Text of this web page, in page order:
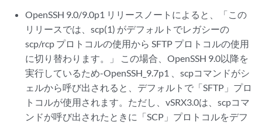
OpenSSH 9.0/9.0p1 リリースノートによると、「この
リリースでは、scp(1) がデフォルトでレガシーの
scp/rcp プロトコルの使用から SFTP プロトコルの使用
に切り替わります。」 この場合、OpenSSH 9.0以降を
実行しているため-OpenSSH_9.7p1 、scpコマンドがシ
ェルから呼び出されると、デフォルトで「SFTP」プロ
トコルが使用されます。ただし、vSRX3.0は、scpコマ
ンドが呼び出されたときに「SCP」プロトコルをデフ